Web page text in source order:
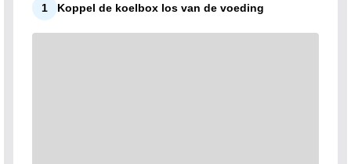
1 Koppel de koelbox los van de voeding